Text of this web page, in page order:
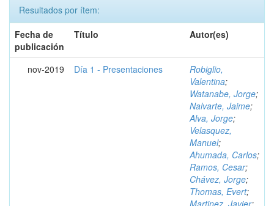
Resultados por ítem:
Fecha de
publicación
Título Autor(es)
nov-2019 Día 1 - Presentaciones
Robiglio,
Valentina;
Watanabe, Jorge;
Nalvarte, Jaime;
Alva, Jorge;
Velasquez,
Manuel;
Ahumada, Carlos;
Ramos, Cesar;
Chávez, Jorge;
Thomas, Evert;
Martinez, Javier;